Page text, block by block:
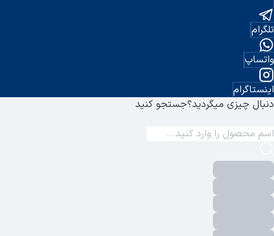
تلگرام
واتساپ
اینستاگرام
دنبال چیزی میگردید؟جستجو کنید